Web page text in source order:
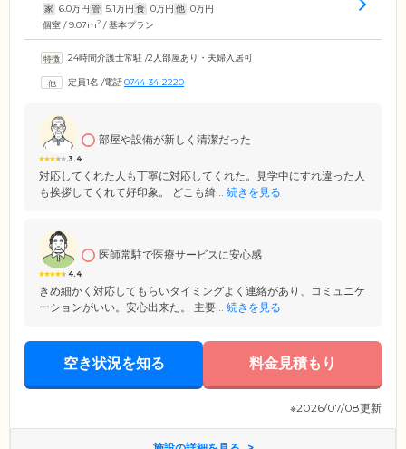
家 6.0万円 管 5.1万円 食 0万円 他 0万円
個室 / 9.07m2 / 基本プラン
24時間介護士常駐 /2人部屋あり・夫婦入居可
定員1名 /電話0744-34-2220
3.4
部屋や設備が新しく清潔だった
対応してくれた人も丁寧に対応してくれた。見学中にすれ違った人
も挨拶してくれて好印象。 どこも綺... 続きを見る
4.4
医師常駐で医療サービスに安心感
きめ細かく対応してもらいタイミングよく連絡があり、コミュニケ
ーションがいい。安心出来た。 主要... 続きを見る
空き状況を知る 料金見積もり
※2026/07/08更新